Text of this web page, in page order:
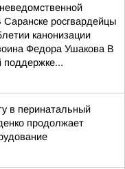
росгвардейцы
канонизации
Федора Ушакова В
поддержке...
в перинатальный
продолжает